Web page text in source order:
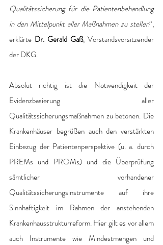
Qualitätssicherung für die Patientenbehandlung
in den Mittelpunkt aller Maßnahmen zu stellen“,
erklärte Dr. Gerald Gaß, Vorstandsvorsitzender
der DKG.
Absolut richtig ist die Notwendigkeit der
Evidenzbasierung aller
Qualitätssicherungsmaßnahmen zu betonen. Die
Krankenhäuser begrüßen auch den verstärkten
Einbezug der Patientenperspektive (u. a. durch
PREMs und PROMs) und die Überprüfung
sämtlicher vorhandener
Qualitätssicherungsinstrumente auf ihre
Sinnhaftigkeit im Rahmen der anstehenden
Krankenhausstrukturreform. Hier gilt es vor allem
auch Instrumente wie Mindestmengen und